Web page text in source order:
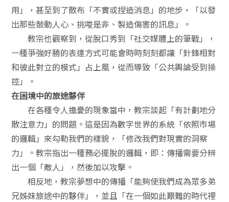
用」，甚至到了散布「不實或捏造消息」的地步，「以發
出那些鼓動人心、挑唆是非、製造傷害的訊息」。
教宗也觀察到，從脫口秀到「社交媒體上的筆戰」，
一種爭強好勝的表達方式可能會時時刻刻都讓「針鋒相對
和彼此對立的模式」占上風，從而導致「公共輿論受到操
控」。
在困境中的旅途夥伴
在各種令人擔憂的現象當中，教宗談起「有計劃地分
散注意力」的問題。這是因為數字世界的系統「依照市場
的邏輯」來勾勒我們的樣貌，「修改我們對現實的洞察
力」。教宗指出一種務必擺脫的邏輯，即：傳播需要分辨
出一個「敵人」，然後加以攻擊。
相反地，教宗夢想中的傳播「能夠使我們成為眾多弟
兄姊妹旅途中的夥伴」，並且「在一個如此艱難的時代裡